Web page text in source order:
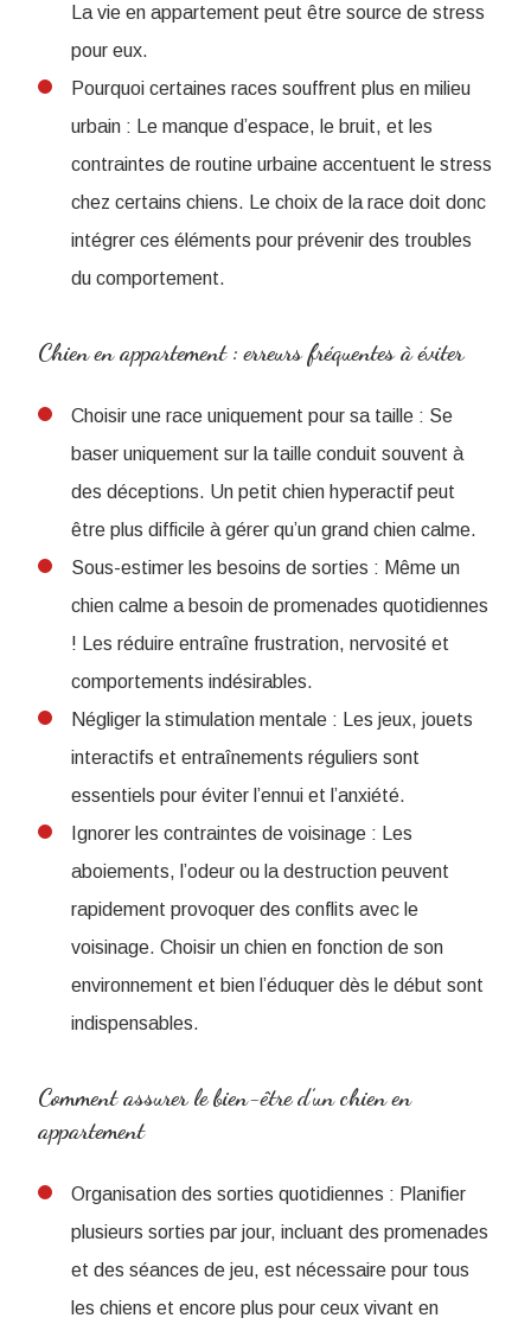
La vie en appartement peut être source de stress
pour eux.
Pourquoi certaines races souffrent plus en milieu
urbain : Le manque d’espace, le bruit, et les
contraintes de routine urbaine accentuent le stress
chez certains chiens. Le choix de la race doit donc
intégrer ces éléments pour prévenir des troubles
du comportement.
Chien en appartement : erreurs fréquentes à éviter
Choisir une race uniquement pour sa taille : Se
baser uniquement sur la taille conduit souvent à
des déceptions. Un petit chien hyperactif peut
être plus difficile à gérer qu’un grand chien calme.
Sous-estimer les besoins de sorties : Même un
chien calme a besoin de promenades quotidiennes
! Les réduire entraîne frustration, nervosité et
comportements indésirables.
Négliger la stimulation mentale : Les jeux, jouets
interactifs et entraînements réguliers sont
essentiels pour éviter l’ennui et l’anxiété.
Ignorer les contraintes de voisinage : Les
aboiements, l’odeur ou la destruction peuvent
rapidement provoquer des conflits avec le
voisinage. Choisir un chien en fonction de son
environnement et bien l’éduquer dès le début sont
indispensables.
Comment assurer le bien-être d’un chien en
appartement
Organisation des sorties quotidiennes : Planifier
plusieurs sorties par jour, incluant des promenades
et des séances de jeu, est nécessaire pour tous
les chiens et encore plus pour ceux vivant en